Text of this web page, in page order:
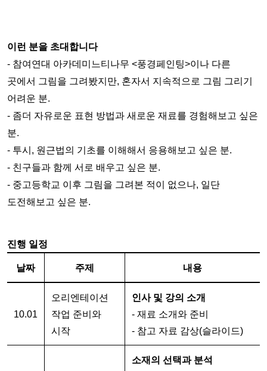
이런 분을 초대합니다
- 참여연대 아카데미느티나무 <풍경페인팅>이나 다른
곳에서 그림을 그려봤지만, 혼자서 지속적으로 그림 그리기
어려운 분.
- 좀더 자유로운 표현 방법과 새로운 재료를 경험해보고 싶은
분.
- 투시, 원근법의 기초를 이해해서 응용해보고 싶은 분.
- 친구들과 함께 서로 배우고 싶은 분.
- 중고등학교 이후 그림을 그려본 적이 없으나, 일단
도전해보고 싶은 분.
진행 일정
날짜 주제 내용
10.01
오리엔테이션
작업 준비와
시작
인사 및 강의 소개
- 재료 소개와 준비
- 참고 자료 감상(슬라이드)
소재의 선택과 분석